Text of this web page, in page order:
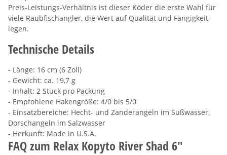
Preis-Leistungs-Verhältnis ist dieser Köder die erste Wahl für
viele Raubfischangler, die Wert auf Qualität und Fängigkeit
legen.
Technische Details
- Länge: 16 cm (6 Zoll)
- Gewicht: ca. 19,7 g
- Inhalt: 2 Stück pro Packung
- Empfohlene Hakengröße: 4/0 bis 5/0
- Einsatzbereiche: Hecht- und Zanderangeln im Süßwasser,
Dorschangeln im Salzwasser
- Herkunft: Made in U.S.A.
FAQ zum Relax Kopyto River Shad 6"